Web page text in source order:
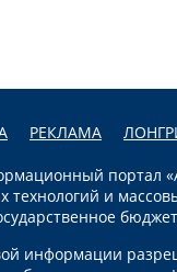
РЕКЛАМА
портал
технологий и
информации